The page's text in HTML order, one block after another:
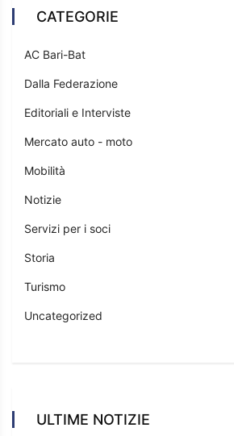
CATEGORIE
AC Bari-Bat
Dalla Federazione
Editoriali e Interviste
Mercato auto - moto
Mobilità
Notizie
Servizi per i soci
Storia
Turismo
Uncategorized
ULTIME NOTIZIE